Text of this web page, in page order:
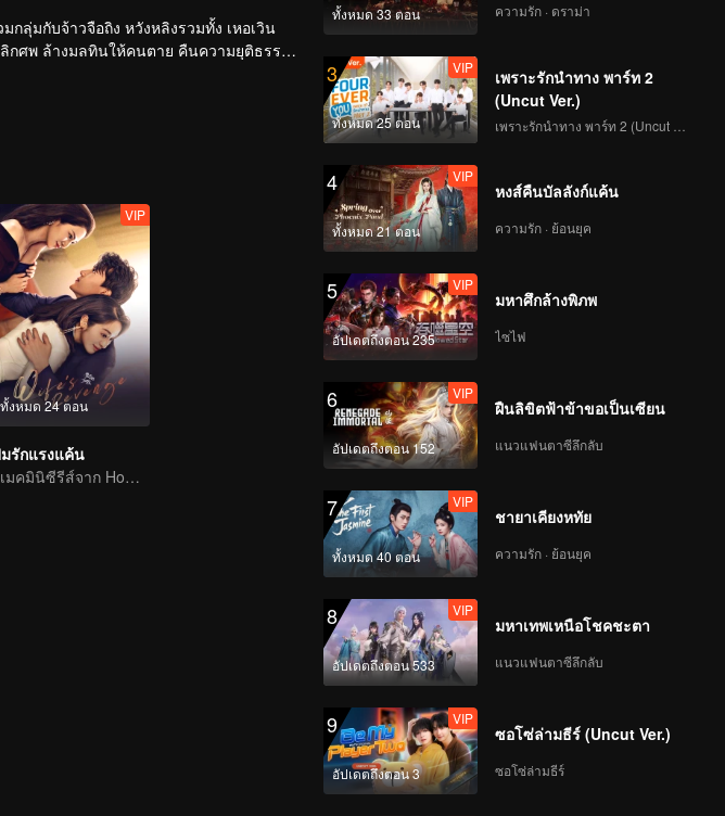
กลุ่มกับจ้าวจือถิง หวังหลิงรวมทั้ง เหอเวิน
กศพ ล้างมลทินให้คนตาย คืนความยุติธรรม
ทั้งหมด 24 ตอน
VIP
รักแรงแค้น
รีเมคมินิซีรีส์จาก Home Temptation
ทั้งหมด 33 ตอน ความรัก · ดราม่า
3
ทั้งหมด 25 ตอน
VIP
เพราะรักนำทาง พาร์ท 2
(Uncut Ver.)
4
ทั้งหมด 21 ตอน
VIP
หงส์คืนบัลลังก์แค้น
ความรัก · ย้อนยุค
5
อัปเดตถึงตอน 235
VIP
มหาศึกล้างพิภพ
ไซไฟ
6
อัปเดตถึงตอน 152
VIP
ฝืนลิขิตฟ้าข้าขอเป็นเซียน
แนวแฟนตาซีลึกลับ
7
ทั้งหมด 40 ตอน
VIP
ชายาเคียงหทัย
ความรัก · ย้อนยุค
8
อัปเดตถึงตอน 533
VIP
มหาเทพเหนือโชคชะตา
แนวแฟนตาซีลึกลับ
9
อัปเดตถึงตอน 3
VIP
ซอโซ่ล่ามธีร์ (Uncut Ver.)
ซอโซ่ล่ามธีร์